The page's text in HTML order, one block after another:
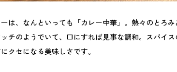
は、なんといっても「カレー中華」。熱々のとろ
チのようでいて、口にすれば見事な調和。スパイ
クセになる美味しさです。